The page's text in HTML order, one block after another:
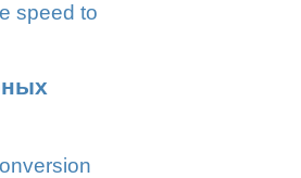
speed to